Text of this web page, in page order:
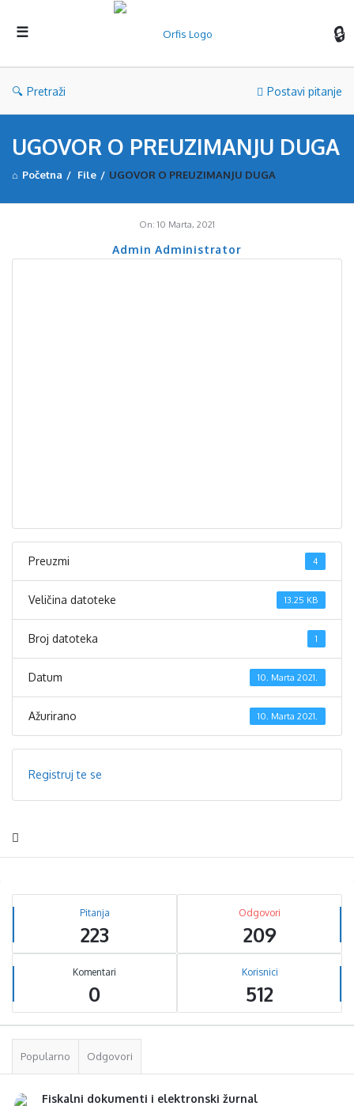
Pretraži Postavi pitanje
UGOVOR O PREUZIMANJU DUGA
Početna / File / UGOVOR O PREUZIMANJU DUGA
On: 10 Marta, 2021
Admin Administrator
Preuzmi 4
Veličina datoteke 13.25 KB
Broj datoteka 1
Datum 10. Marta 2021.
Ažurirano 10. Marta 2021.
Registruj te se
Sidebar
Stats Pitanja
223
Odgovori
209
Komentari
0
Korisnici
512
Popularno Odgovori
Fiskalni dokumenti i elektronski žurnal